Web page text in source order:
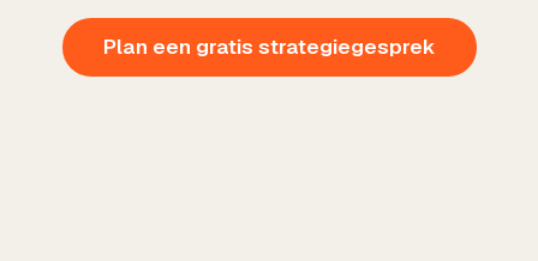
Plan een gratis strategiegesprek